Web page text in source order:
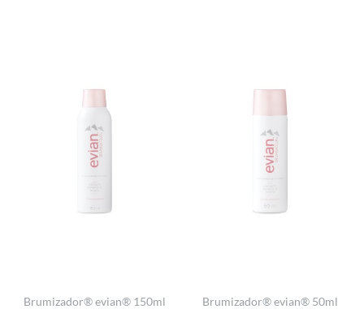
Brumizador® evian® 150ml Brumizador® evian® 50ml